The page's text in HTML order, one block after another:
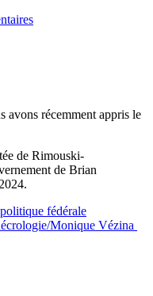
avons récemment appris le
de Rimouski-
de Brian
fédérale
Monique Vézina